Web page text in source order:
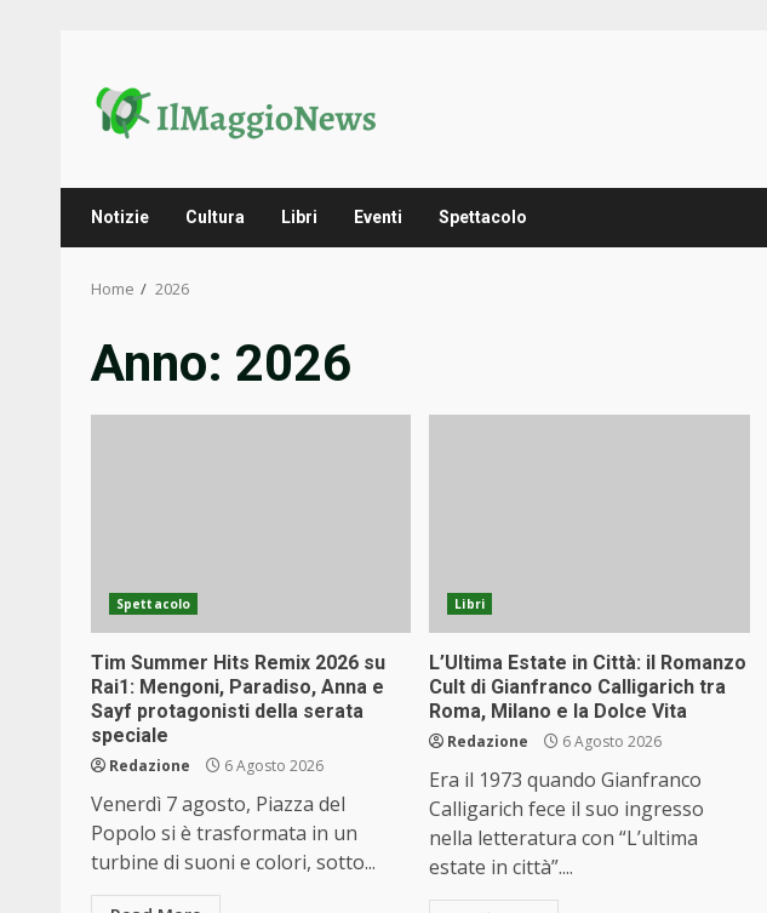
content
Notizie Cultura Libri Eventi Spettacolo
Home 2026
Anno: 2026
Spettacolo
Tim Summer Hits Remix 2026 su
Rai1: Mengoni, Paradiso, Anna e
Sayf protagonisti della serata
speciale
Redazione 6 Agosto 2026
Venerdì 7 agosto, Piazza del
Popolo si è trasformata in un
turbine di suoni e colori, sotto...
Libri
L’Ultima Estate in Città: il Romanzo
Cult di Gianfranco Calligarich tra
Roma, Milano e la Dolce Vita
Redazione 6 Agosto 2026
Era il 1973 quando Gianfranco
Calligarich fece il suo ingresso
nella letteratura con “L’ultima
estate in città”....